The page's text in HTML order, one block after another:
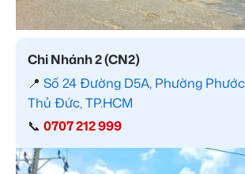
Chi Nhánh 2 (CN2)
📍 Số 24 Đường D5A, Phường Phước
Thủ Đức, TP.HCM
📞 0707 212 999